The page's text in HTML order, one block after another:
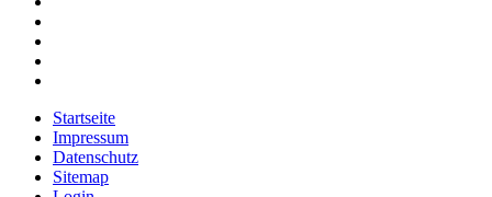
Startseite
Impressum
Datenschutz
Sitemap